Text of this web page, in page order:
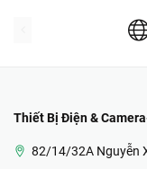
Thiết Bị Điện &
82/14/32A Nguyễn